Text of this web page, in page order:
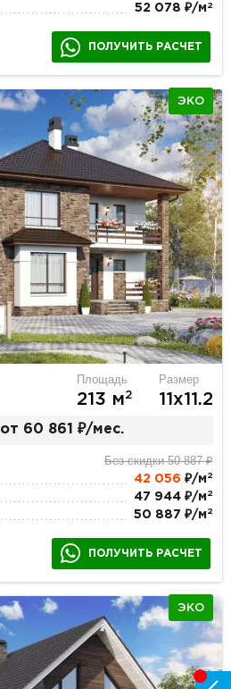
52 078 ₽/м 2
ПОЛУЧИТЬ РАСЧЕТ
ЭКО
Площадь
213 м2
Размер
11х11.2
от 60 861 ₽/мес.
Без скидки 50 887 ₽
42 056 ₽/м 2
47 944 ₽/м 2
50 887 ₽/м 2
ПОЛУЧИТЬ РАСЧЕТ
ЭКО